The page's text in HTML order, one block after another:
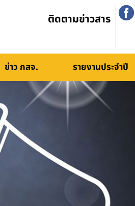
ติดตามข่าวสาร
ข่าว กสจ. รายงานประจำปี